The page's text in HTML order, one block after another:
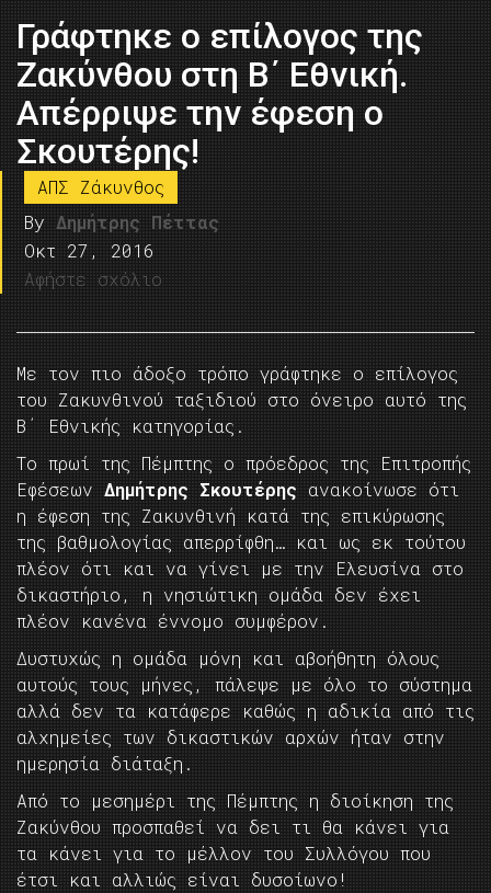
Γράφτηκε o επίλογος της
Ζακύνθου στη Β΄ Εθνική.
Απέρριψε την έφεση ο
Σκουτέρης!
ΑΠΣ Ζάκυνθος
By Δημήτρης Πέττας
Οκτ 27, 2016
Αφήστε σχόλιο
Με τον πιο άδοξο τρόπο γράφτηκε ο επίλογος
του Ζακυνθινού ταξιδιού στο όνειρο αυτό της
Β΄ Εθνικής κατηγορίας.
Το πρωί της Πέμπτης ο πρόεδρος της Επιτροπής
Εφέσεων Δημήτρης Σκουτέρης ανακοίνωσε ότι
η έφεση της Ζακυνθινή κατά της επικύρωσης
της βαθμολογίας απερρίφθη… και ως εκ τούτου
πλέον ότι και να γίνει με την Ελευσίνα στο
δικαστήριο, η νησιώτικη ομάδα δεν έχει
πλέον κανένα έννομο συμφέρον.
Δυστυχώς η ομάδα μόνη και αβοήθητη όλους
αυτούς τους μήνες, πάλεψε με όλο το σύστημα
αλλά δεν τα κατάφερε καθώς η αδικία από τις
αλχημείες των δικαστικών αρχών ήταν στην
ημερησία διάταξη.
Από το μεσημέρι της Πέμπτης η διοίκηση της
Ζακύνθου προσπαθεί να δει τι θα κάνει για
τα κάνει για το μέλλον του Συλλόγου που
έτσι και αλλιώς είναι δυσοίωνο!